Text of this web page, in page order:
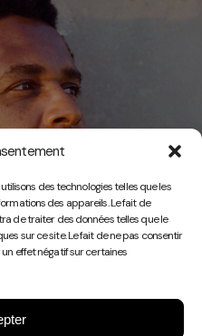
des technologies telles que les
des appareils. Le fait de
de traiter des données telles que le
sur ce site. Le fait de ne pas consentir
effet négatif sur certaines